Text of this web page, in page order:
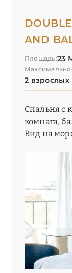
AND
Площадь:23
2 взрослых
Спальня с
комната,
Вид на